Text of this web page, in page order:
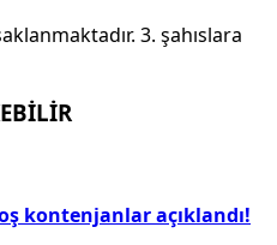
3. şahıslara
kontenjanlar açıklandı!